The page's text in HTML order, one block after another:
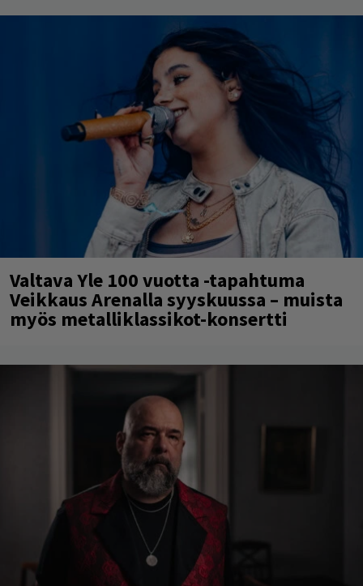
Valtava Yle 100 vuotta -tapahtuma
Veikkaus Arenalla syyskuussa – muista
myös metalliklassikot-konsertti